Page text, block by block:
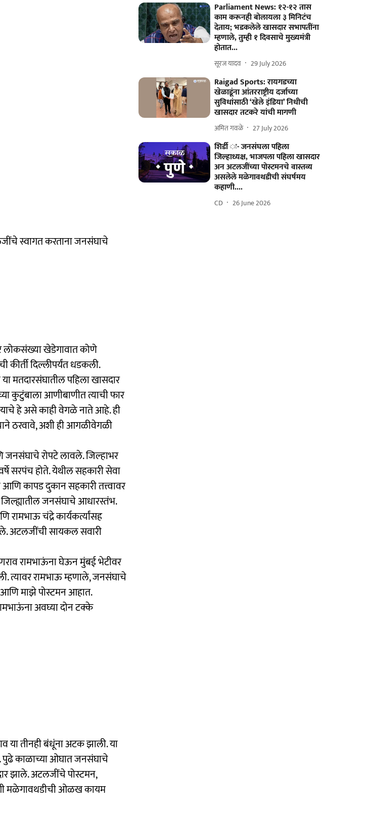
स्वागत करताना जनसंघाचे
लोकसंख्या खेडेगावात कोणे
दिल्लीपर्यंत धडकली.
मतदारसंघातील पहिला खासदार
कुटुंबाला आणीबाणीत त्याची फार
हे असे काही वेगळे नाते आहे. ही
ठरवावे, अशी ही आगळीवेगळी
जनसंघाचे रोपटे लावले. जिल्हाभर
सरपंच होते. येथील सहकारी सेवा
कापड दुकान सहकारी तत्त्वावर
जनसंघाचे आधारस्तंभ.
चंद्रे कार्यकर्त्यांसह
अटलजींची सायकल सवारी
रामभाऊंना घेऊन मुंबई भेटीवर
त्यावर रामभाऊ म्हणाले, जनसंघाचे
माझे पोस्टमन आहात.
अवघ्या दोन टक्के
या तीनही बंधूंना अटक झाली. या
पुढे काळाच्या ओघात जनसंघाचे
झाले. अटलजींचे पोस्टमन,
मळेगावथडीची ओळख कायम
Parliament News: १२-१२ तास
काम करूनही बोलायला ३ मिनिटंच
देताय; भडकलेले खासदार सभापतींना
म्हणाले, तुम्ही १ दिवसाचे मुख्यमंत्री
होतात...
सूरज यादव 29 July 2026
Raigad Sports: रायगडच्या
खेळाडूंना आंतरराष्ट्रीय दर्जाच्या
सुविधांसाठी ‘खेले इंडिया’ निधीची
खासदार तटकरे यांची मागणी
अमित गवळे 27 July 2026
शिर्डी ः- जनसंघला पहिला
जिल्हाध्यक्ष, भाजपला पहिला खासदार
अन अटलजींच्या पोस्टमनचे वास्तव्य
असलेले मळेगावथडीची संघर्षमय
कहाणी....
CD 26 June 2026